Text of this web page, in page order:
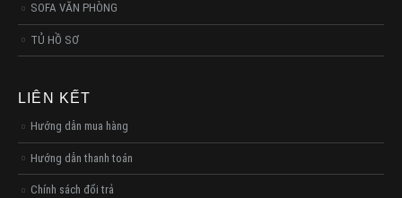
SOFA VĂN PHÒNG
TỦ HỒ SƠ
LIÊN KẾT
Hướng dẫn mua hàng
Hướng dẫn thanh toán
Chính sách đổi trả